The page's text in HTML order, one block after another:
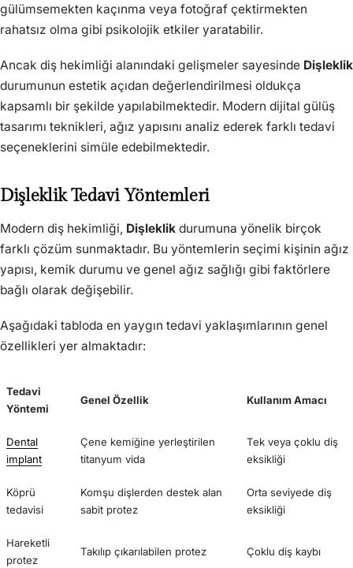
gülümsemekten kaçınma veya fotoğraf çektirmekten
rahatsız olma gibi psikolojik etkiler yaratabilir.
Ancak diş hekimliği alanındaki gelişmeler sayesinde Dişleklik
durumunun estetik açıdan değerlendirilmesi oldukça
kapsamlı bir şekilde yapılabilmektedir. Modern dijital gülüş
tasarımı teknikleri, ağız yapısını analiz ederek farklı tedavi
seçeneklerini simüle edebilmektedir.
Dişleklik Tedavi Yöntemleri
Modern diş hekimliği, Dişleklik durumuna yönelik birçok
farklı çözüm sunmaktadır. Bu yöntemlerin seçimi kişinin ağız
yapısı, kemik durumu ve genel ağız sağlığı gibi faktörlere
bağlı olarak değişebilir.
Aşağıdaki tabloda en yaygın tedavi yaklaşımlarının genel
özellikleri yer almaktadır:
Tedavi
Yöntemi
Genel Özellik Kullanım Amacı
Dental
implant
Çene kemiğine yerleştirilen
titanyum vida
Tek veya çoklu diş
eksikliği
Köprü
tedavisi
Komşu dişlerden destek alan
sabit protez
Orta seviyede diş
eksikliği
Hareketli
protez
Takılıp çıkarılabilen protez Çoklu diş kaybı